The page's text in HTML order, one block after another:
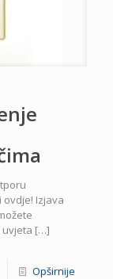
Izjava
[…]
Opširnije